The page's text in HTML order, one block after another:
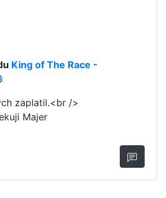
King of The Race -
zaplatil.<br />
Majer